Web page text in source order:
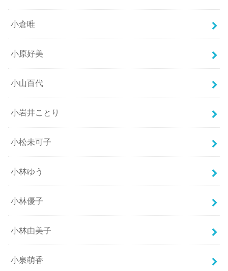
小倉唯
小原好美
小山百代
小岩井ことり
小松未可子
小林ゆう
小林優子
小林由美子
小泉萌香